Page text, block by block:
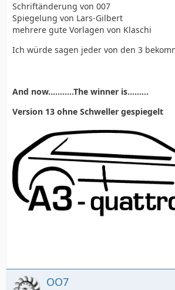
Schriftänderung von 007
Spiegelung von Lars-Gilbert
mehrere gute Vorlagen von Klaschi
Ich würde sagen jeder von den 3
And now...........The winner is.........
Version 13 ohne Schweller gespiegelt
OO7